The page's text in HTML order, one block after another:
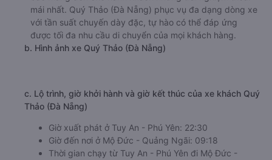
mái nhất. Quý Thảo (Đà Nẵng) phục vụ đa dạng dòng xe
với tần suất chuyến dày đặc, tự hào có thể đáp ứng
được tối đa nhu cầu di chuyển của mọi khách hàng.
b. Hình ảnh xe Quý Thảo (Đà Nẵng)